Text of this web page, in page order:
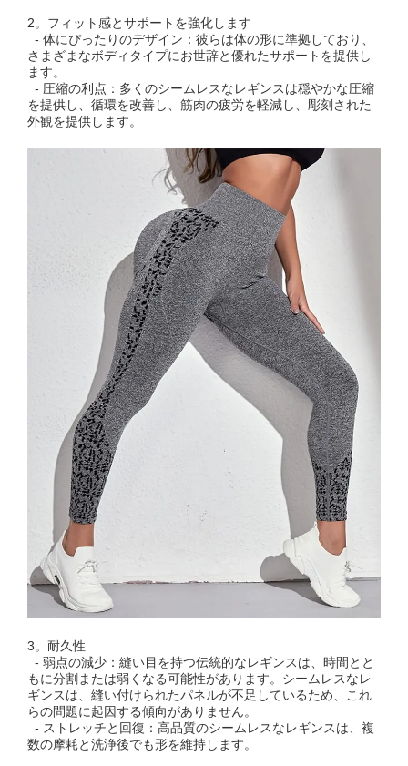
2。フィット感とサポートを強化します
- 体にぴったりのデザイン：彼らは体の形に準拠しており、
さまざまなボディタイプにお世辞と優れたサポートを提供し
ます。
- 圧縮の利点：多くのシームレスなレギンスは穏やかな圧縮
を提供し、循環を改善し、筋肉の疲労を軽減し、彫刻された
外観を提供します。
3。耐久性
- 弱点の減少：縫い目を持つ伝統的なレギンスは、時間とと
もに分割または弱くなる可能性があります。シームレスなレ
ギンスは、縫い付けられたパネルが不足しているため、これ
らの問題に起因する傾向がありません。
- ストレッチと回復：高品質のシームレスなレギンスは、複
数の摩耗と洗浄後でも形を維持します。